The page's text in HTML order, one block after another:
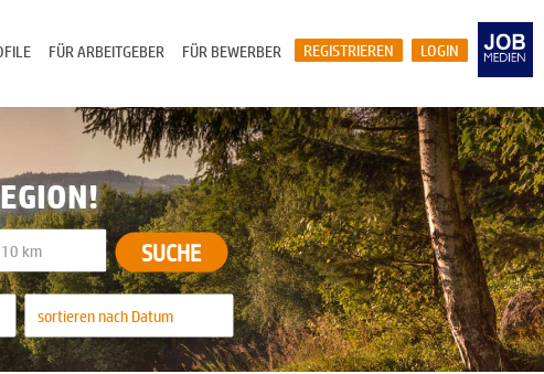
LOGIN
REGISTRIEREN
FÜR BEWERBER
FÜR ARBEITGEBER
SUCHE